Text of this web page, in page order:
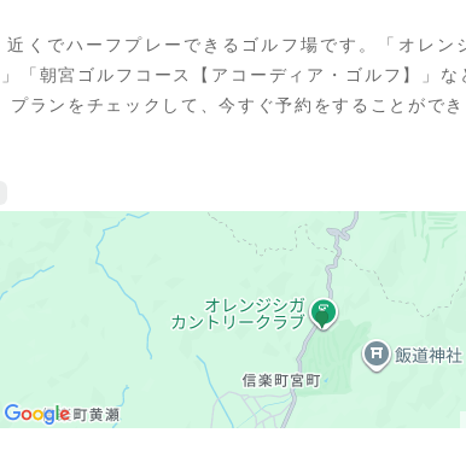
くでハーフプレーできるゴルフ場です。「オレン
「朝宮ゴルフコース【アコーディア・ゴルフ】」な
ランをチェックして、今すぐ予約をすることができ